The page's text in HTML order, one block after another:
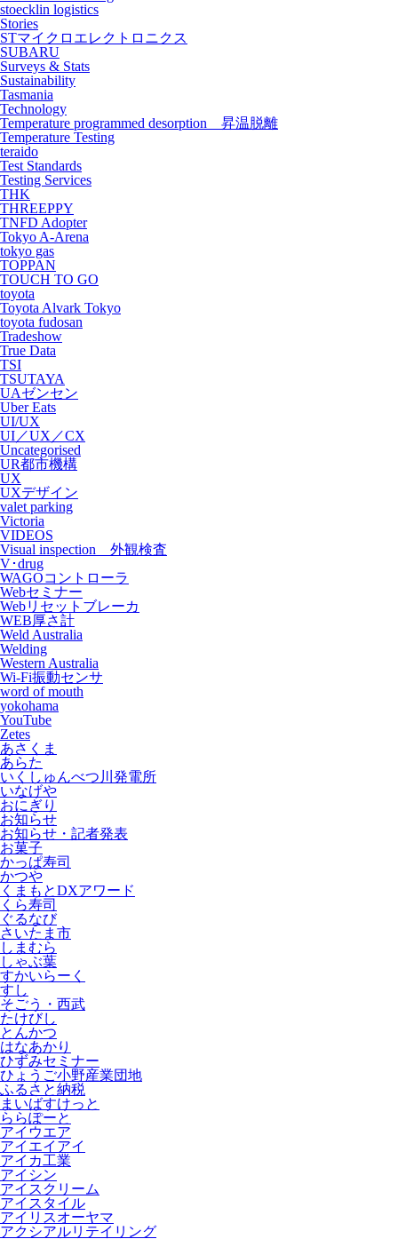
stoecklin logistics
Stories
STマイクロエレクトロニクス
SUBARU
Surveys & Stats
Sustainability
Tasmania
Technology
Temperature programmed desorption 昇温脱離
Temperature Testing
teraido
Test Standards
Testing Services
THK
THREEPPY
TNFD Adopter
Tokyo A-Arena
tokyo gas
TOPPAN
TOUCH TO GO
toyota
Toyota Alvark Tokyo
toyota fudosan
Tradeshow
True Data
TSI
TSUTAYA
UAゼンセン
Uber Eats
UI/UX
UI／UX／CX
Uncategorised
UR都市機構
UX
UXデザイン
valet parking
Victoria
VIDEOS
Visual inspection 外観検査
V･drug
WAGOコントローラ
Webセミナー
Webリセットブレーカ
WEB厚さ計
Weld Australia
Welding
Western Australia
Wi-Fi振動センサ
word of mouth
yokohama
YouTube
Zetes
あさくま
あらた
いくしゅんべつ川発電所
いなげや
おにぎり
お知らせ
お知らせ・記者発表
お菓子
かっぱ寿司
かつや
くまもとDXアワード
くら寿司
ぐるなび
さいたま市
しまむら
しゃぶ葉
すかいらーく
すし
そごう・西武
たけびし
とんかつ
はなあかり
ひずみセミナー
ひょうご小野産業団地
ふるさと納税
まいばすけっと
ららぽーと
アイウエア
アイエイアイ
アイカ工業
アイシン
アイスクリーム
アイスタイル
アイリスオーヤマ
アクシアルリテイリング